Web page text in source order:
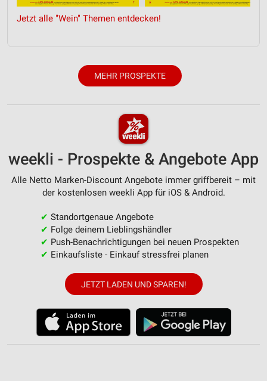
Jetzt alle "Wein" Themen entdecken!
MEHR PROSPEKTE
weekli - Prospekte & Angebote App
Alle Netto Marken-Discount Angebote immer griffbereit – mit
der kostenlosen weekli App für iOS & Android.
✔ Standortgenaue Angebote
✔ Folge deinem Lieblingshändler
✔ Push-Benachrichtigungen bei neuen Prospekten
✔ Einkaufsliste - Einkauf stressfrei planen
JETZT LADEN UND SPAREN!
Verwendung genauer Standortdaten
Funktional
Werbung